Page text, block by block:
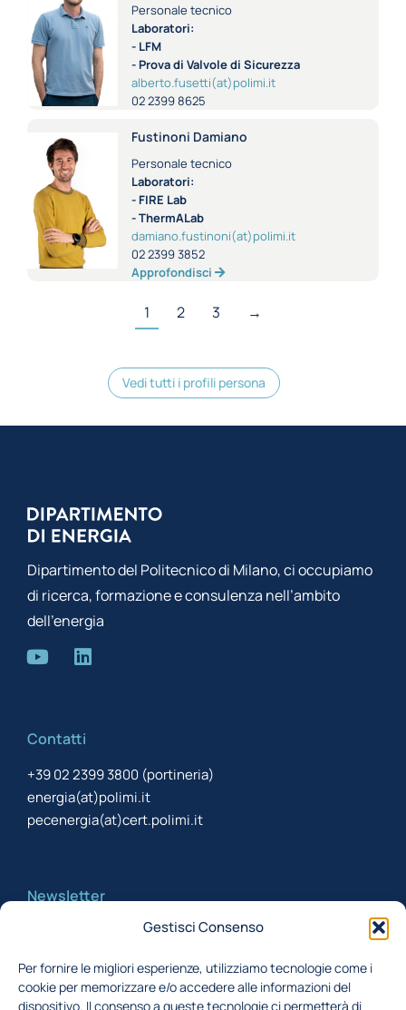
Gestisci Consenso
Per fornire le migliori esperienze, utilizziamo tecnologie come i
cookie per memorizzare e/o accedere alle informazioni del
dispositivo. Il consenso a queste tecnologie ci permetterà di
Personale tecnico
Laboratori:
- LFM
- Prova di Valvole di Sicurezza
alberto.fusetti(at)polimi.it
02 2399 8625
Fustinoni Damiano
Personale tecnico
Laboratori:
- FIRE Lab
- ThermALab
damiano.fustinoni(at)polimi.it
02 2399 3852
Approfondisci
1 2 3 →
Vedi tutti i profili persona
Dipartimento del Politecnico di Milano, ci occupiamo
di ricerca, formazione e consulenza nell’ambito
dell’energia
Contatti
+39 02 2399 3800 (portineria)
energia(at)polimi.it
pecenergia(at)cert.polimi.it
Newsletter
Iscriviti alla newsletter per rimanere aggiornato
Acconsento al trattamento dei miei dati,